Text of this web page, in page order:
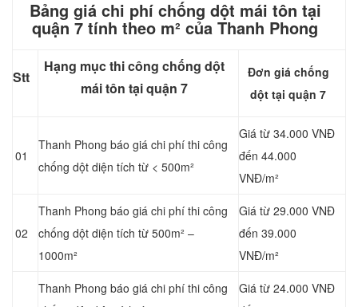
Bảng giá chi phí chống dột mái tôn tại
quận 7 tính theo m² của Thanh Phong
Stt
Hạng mục thi công chống dột
mái tôn tại quận 7
Đơn giá chống
dột tại quận 7
01
Thanh Phong báo giá chi phí thi công
chống dột diện tích từ < 500m²
Giá từ 34.000 VNĐ
đến 44.000
VNĐ/m²
02
Thanh Phong báo giá chi phí thi công
chống dột diện tích từ 500m² –
1000m²
Giá từ 29.000 VNĐ
đến 39.000
VNĐ/m²
Thanh Phong báo giá chi phí thi công
Giá từ 24.000 VNĐ